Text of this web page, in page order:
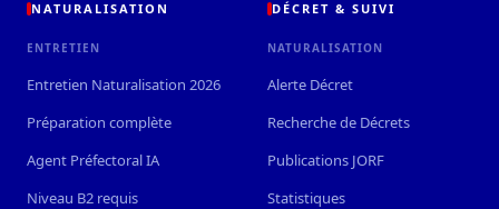
NATURALISATION
ENTRETIEN
Entretien Naturalisation 2026
Préparation complète
Agent Préfectoral IA
Niveau B2 requis
DÉCRET & SUIVI
NATURALISATION
Alerte Décret
Recherche de Décrets
Publications JORF
Statistiques